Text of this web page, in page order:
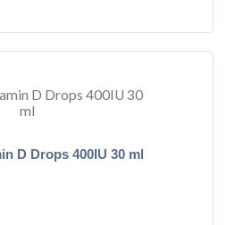
D Drops 400IU 30 ml